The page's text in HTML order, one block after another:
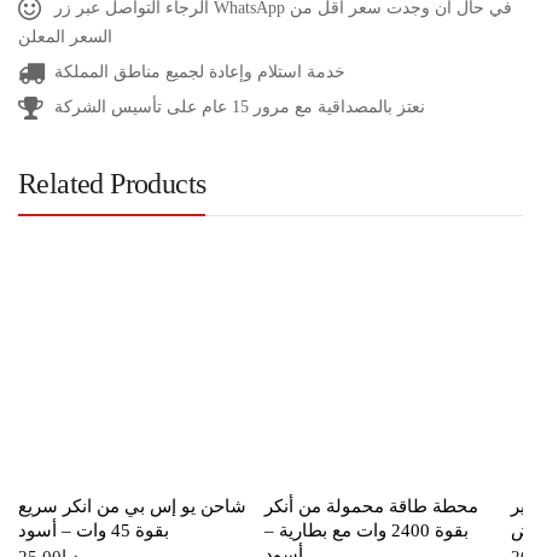
الرجاء التواصل عبر زر WhatsApp في حال أن وجدت سعر أقل من
السعر المعلن
خدمة استلام وإعادة لجميع مناطق المملكة
نعتز بالمصداقية مع مرور 15 عام على تأسيس الشركة
Related Products
شاحن يو إس بي من انكر سريع
بقوة 45 وات – أسود
محطة طاقة محمولة من أنكر
بقوة 2400 وات مع بطارية –
صغير